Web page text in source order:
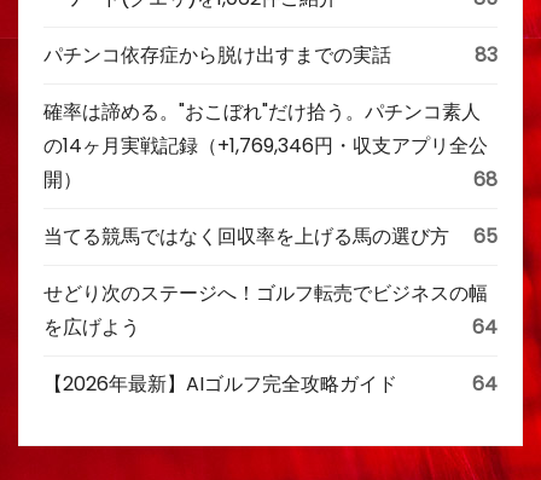
パチンコ依存症から脱け出すまでの実話 83
確率は諦める。"おこぼれ"だけ拾う。パチンコ素人
の14ヶ月実戦記録（+1,769,346円・収支アプリ全公
開）
68
当てる競馬ではなく回収率を上げる馬の選び方 65
せどり次のステージへ！ゴルフ転売でビジネスの幅
を広げよう
64
【2026年最新】AIゴルフ完全攻略ガイド 64